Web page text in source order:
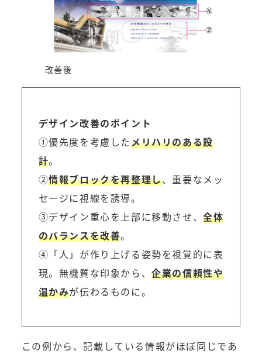
改善後
デザイン改善のポイント
①優先度を考慮したメリハリのある設
計。
②情報ブロックを再整理し、重要なメッ
セージに視線を誘導。
③デザイン重心を上部に移動させ、全体
のバランスを改善。
④「人」が作り上げる姿勢を視覚的に表
現。無機質な印象から、企業の信頼性や
温かみが伝わるものに。
この例から、記載している情報がほぼ同じであ